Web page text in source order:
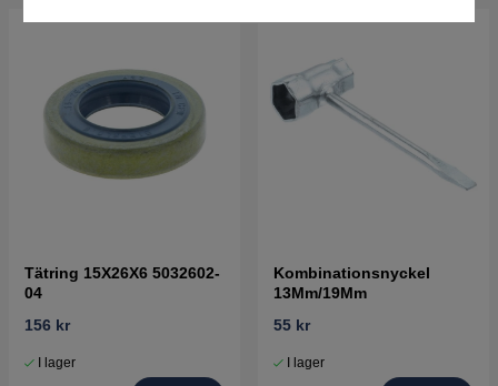
Tätring 15X26X6 5032602-
04
156 kr
I lager
Kombinationsnyckel
13Mm/19Mm
55 kr
I lager